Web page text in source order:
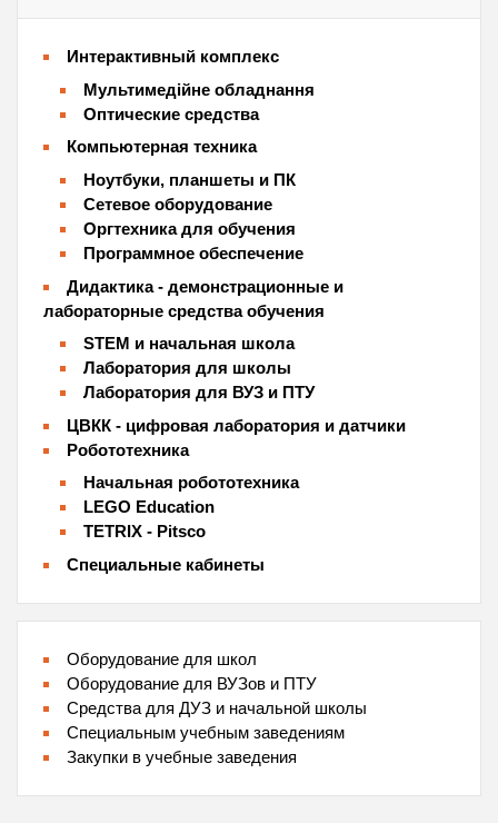
Интерактивный комплекс
Мультимедійне обладнання
Оптические средства
Компьютерная техника
Ноутбуки, планшеты и ПК
Сетевое оборудование
Оргтехника для обучения
Программное обеспечение
Дидактика - демонстрационные и
лабораторные средства обучения
STEM и начальная школа
Лаборатория для школы
Лаборатория для ВУЗ и ПТУ
ЦВКК - цифровая лаборатория и датчики
Робототехника
Начальная робототехника
LEGO Education
TETRIX - Pitsco
Специальные кабинеты
Оборудование для школ
Оборудование для ВУЗов и ПТУ
Средства для ДУЗ и начальной школы
Специальным учебным заведениям
Закупки в учебные заведения